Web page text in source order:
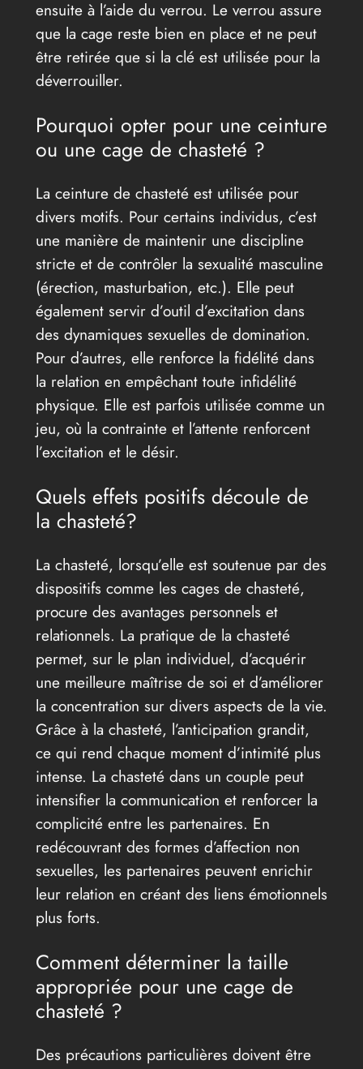
ensuite à l’aide du verrou. Le verrou assure
que la cage reste bien en place et ne peut
être retirée que si la clé est utilisée pour la
déverrouiller.
Pourquoi opter pour une ceinture
ou une cage de chasteté ?
La ceinture de chasteté est utilisée pour
divers motifs. Pour certains individus, c’est
une manière de maintenir une discipline
stricte et de contrôler la sexualité masculine
(érection, masturbation, etc.). Elle peut
également servir d’outil d’excitation dans
des dynamiques sexuelles de domination.
Pour d’autres, elle renforce la fidélité dans
la relation en empêchant toute infidélité
physique. Elle est parfois utilisée comme un
jeu, où la contrainte et l’attente renforcent
l’excitation et le désir.
Quels effets positifs découle de
la chasteté?
La chasteté, lorsqu’elle est soutenue par des
dispositifs comme les cages de chasteté,
procure des avantages personnels et
relationnels. La pratique de la chasteté
permet, sur le plan individuel, d’acquérir
une meilleure maîtrise de soi et d’améliorer
la concentration sur divers aspects de la vie.
Grâce à la chasteté, l’anticipation grandit,
ce qui rend chaque moment d’intimité plus
intense. La chasteté dans un couple peut
intensifier la communication et renforcer la
complicité entre les partenaires. En
redécouvrant des formes d’affection non
sexuelles, les partenaires peuvent enrichir
leur relation en créant des liens émotionnels
plus forts.
Comment déterminer la taille
appropriée pour une cage de
chasteté ?
Des précautions particulières doivent être